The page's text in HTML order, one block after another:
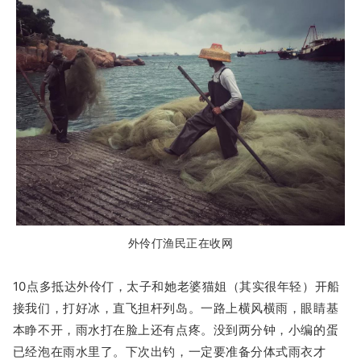
外伶仃渔民正在收网
10点多抵达外伶仃，太子和她老婆猫姐（其实很年轻）开船
接我们，打好冰，直飞担杆列岛。一路上横风横雨，眼睛基
本睁不开，雨水打在脸上还有点疼。没到两分钟，小编的蛋
已经泡在雨水里了。下次出钓，一定要准备分体式雨衣才